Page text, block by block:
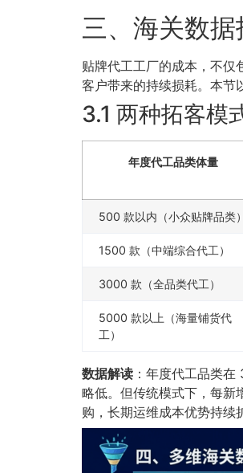
三、海关数
贴牌代工工厂的成本，不仅
客户带来的持续损耗。本节
3.1 两种拓客模
年度代工品类体量
500 款以内（小众贴牌品类）
1500 款（中端综合代工）
3000 款（全品类代工）
5000 款以上（海量铺货代
工）
数据解读 ：年度代工品类
略低。但传统模式下，每新
购，长期运维成本优势持续